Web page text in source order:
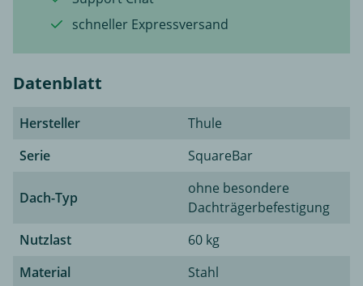
schneller Expressversand
Datenblatt
Hersteller
Thule
Serie
SquareBar
Dach-Typ
ohne besondere
Dachträgerbefestigung
Nutzlast
60 kg
Material
Stahl